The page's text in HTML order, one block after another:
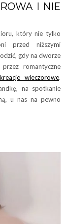
I NIE
który nie tylko
przed niższymi
gdy na dworze
romantyczne
kreacje wieczorowe.
na spotkanie
u nas na pewno